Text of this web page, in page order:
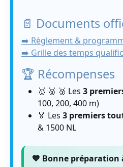
📄 Documents
➡️ Règlement &
➡️ Grille des temps
🏆 Récompenses
🥇 🥈 🥉 Les 3
100, 200, 400 m)
🏅 Les 3 premiers
& 1500 NL
💙 Bonne préparation